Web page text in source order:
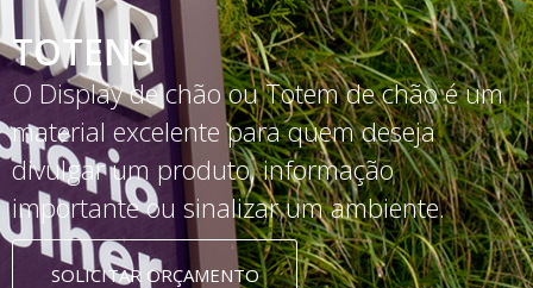
TOTENS
O Display de chão ou Totem de chão é um
material excelente para quem deseja
divulgar um produto, informação
importante ou sinalizar um ambiente.
SOLICITAR ORÇAMENTO